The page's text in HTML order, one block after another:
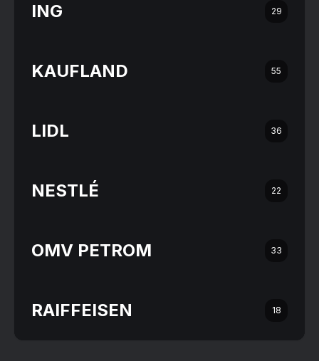
ING 29
KAUFLAND 55
LIDL 36
NESTLÉ 22
OMV PETROM 33
RAIFFEISEN 18